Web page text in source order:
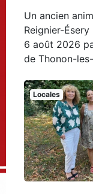
Un ancien
Reignier-
6 août 2026
de Thonon-
Locales